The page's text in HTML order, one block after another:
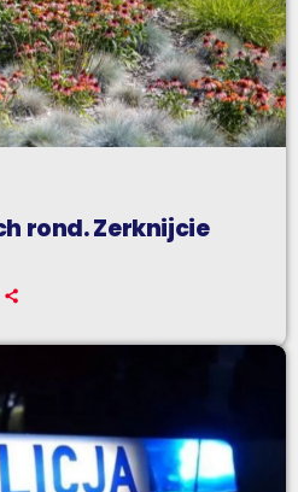
rond. Zerknijcie